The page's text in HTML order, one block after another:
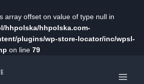
array offset on value of type null in
hhpolska/hhpolska.com-
plugins/wp-store-locator/inc/wpsl-
on line 79